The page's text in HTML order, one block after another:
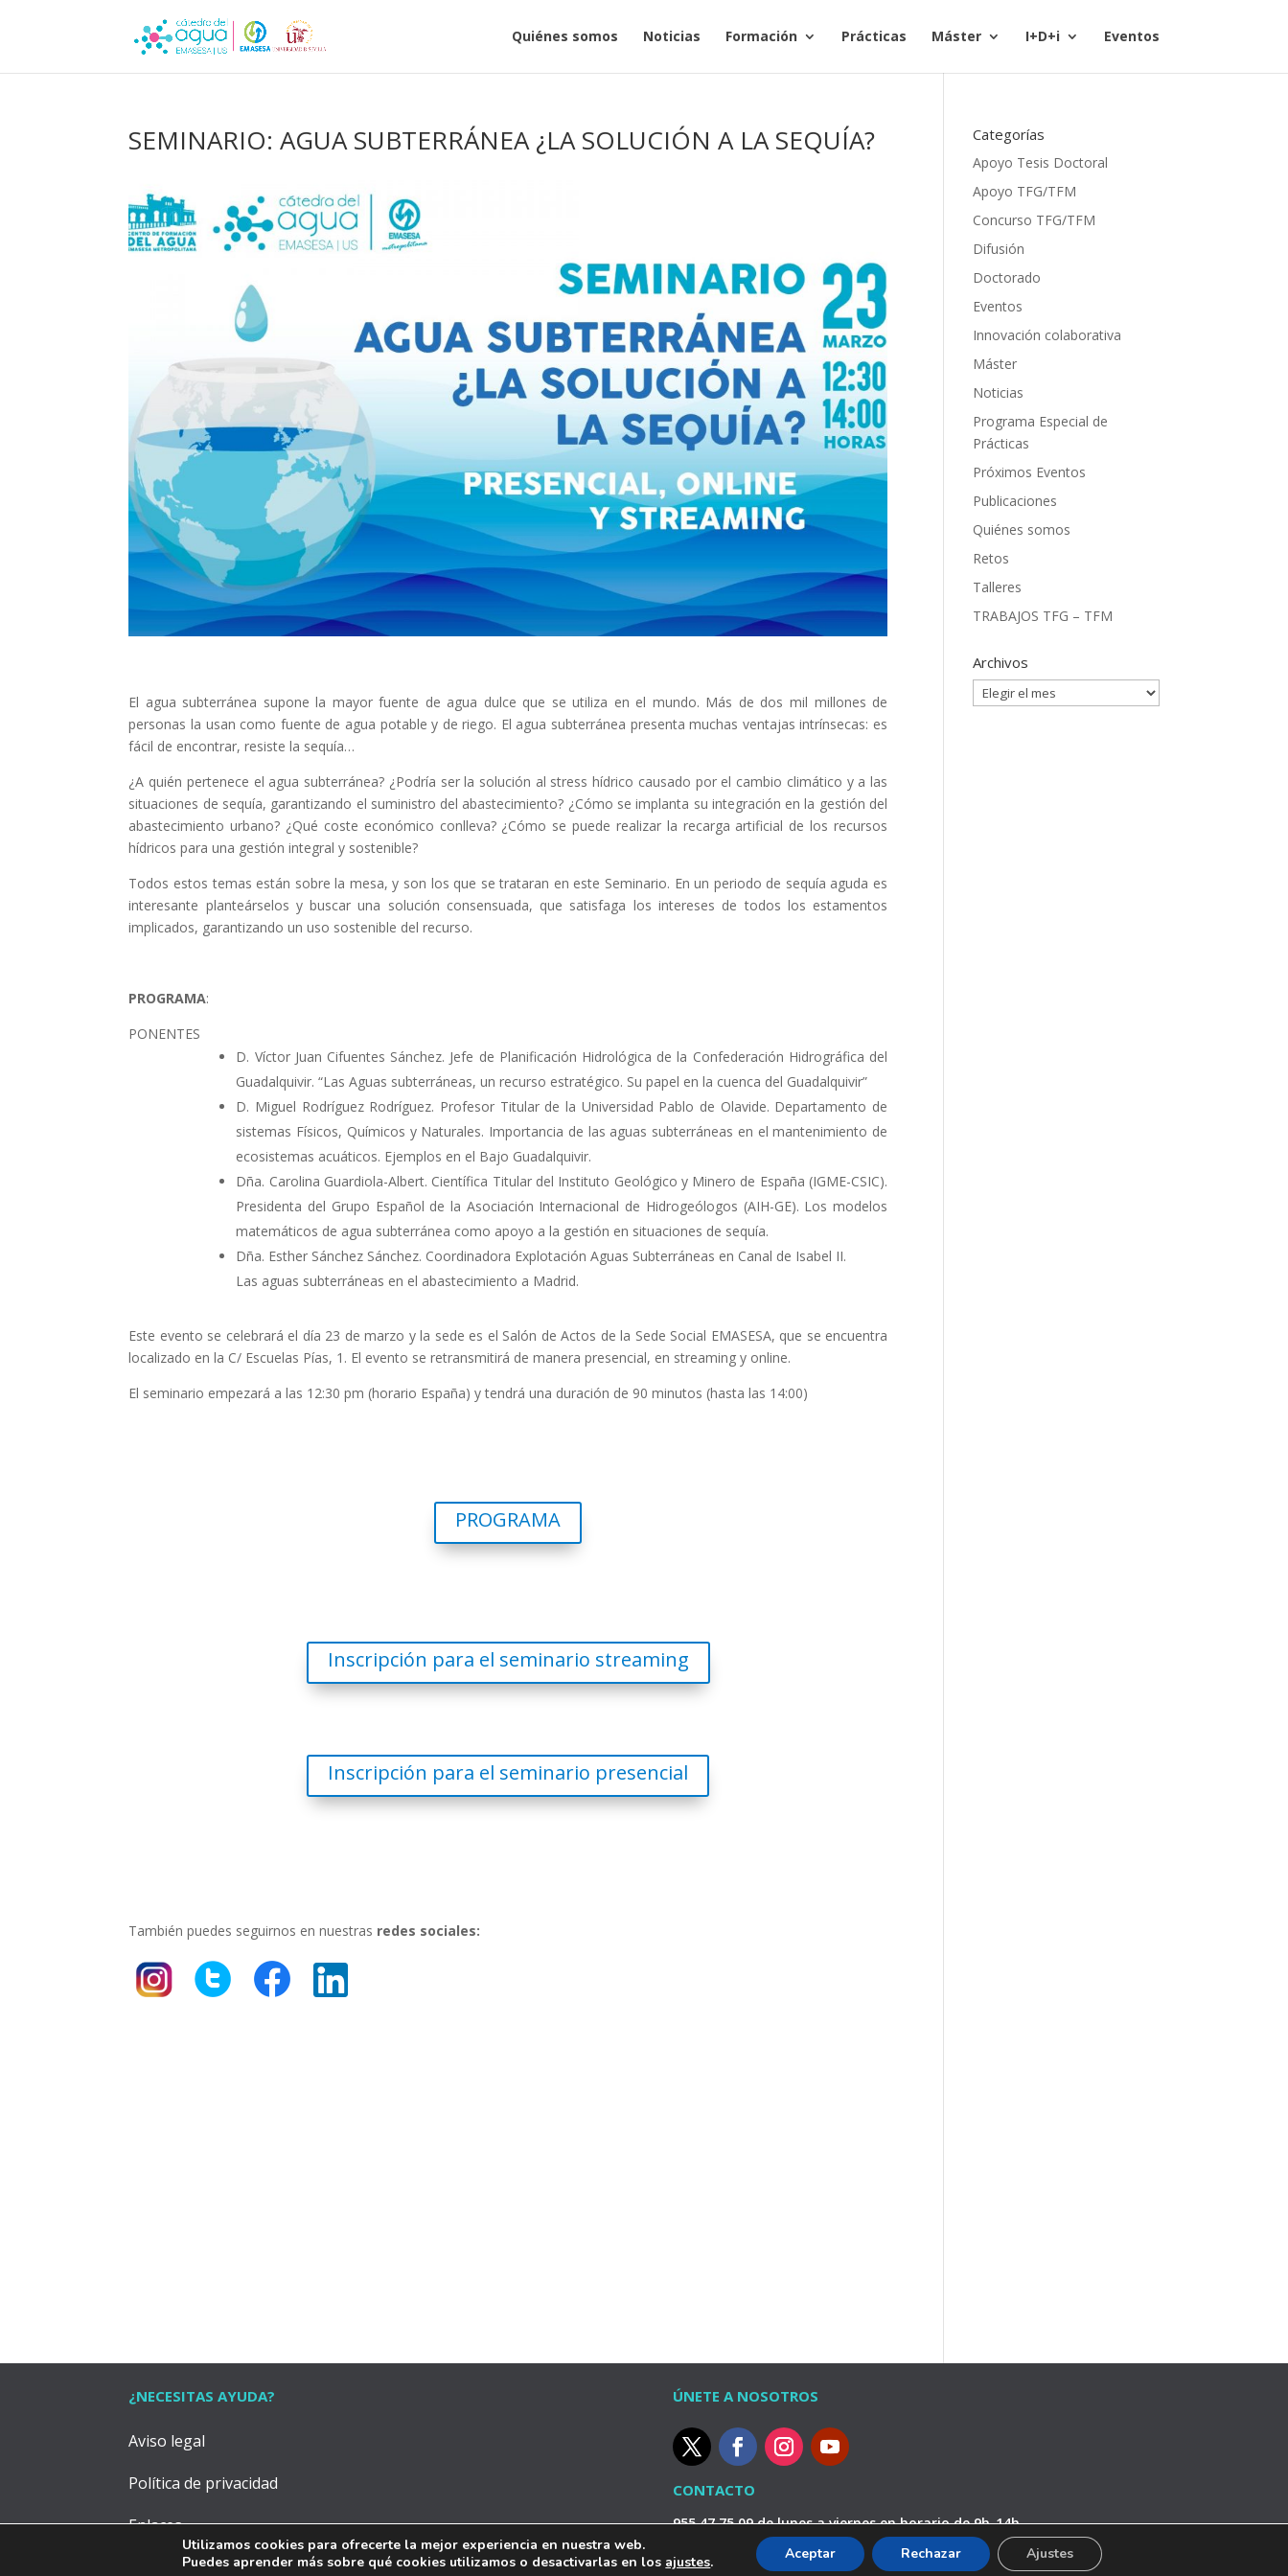
Quiénes somos Noticias Formación Prácticas Máster I+D+i Eventos
SEMINARIO: AGUA SUBTERRÁNEA ¿LA SOLUCIÓN A LA SEQUÍA?
El agua subterránea supone la mayor fuente de agua dulce que se utiliza en el mundo. Más de dos mil millones de
personas la usan como fuente de agua potable y de riego. El agua subterránea presenta muchas ventajas intrínsecas: es
fácil de encontrar, resiste la sequía…
¿A quién pertenece el agua subterránea? ¿Podría ser la solución al stress hídrico causado por el cambio climático y a las
situaciones de sequía, garantizando el suministro del abastecimiento? ¿Cómo se implanta su integración en la gestión del
abastecimiento urbano? ¿Qué coste económico conlleva? ¿Cómo se puede realizar la recarga artificial de los recursos
hídricos para una gestión integral y sostenible?
Todos estos temas están sobre la mesa, y son los que se trataran en este Seminario. En un periodo de sequía aguda es
interesante planteárselos y buscar una solución consensuada, que satisfaga los intereses de todos los estamentos
implicados, garantizando un uso sostenible del recurso.
PROGRAMA:
PONENTES
D. Víctor Juan Cifuentes Sánchez. Jefe de Planificación Hidrológica de la Confederación Hidrográfica del
Guadalquivir. “Las Aguas subterráneas, un recurso estratégico. Su papel en la cuenca del Guadalquivir”
D. Miguel Rodríguez Rodríguez. Profesor Titular de la Universidad Pablo de Olavide. Departamento de
sistemas Físicos, Químicos y Naturales. Importancia de las aguas subterráneas en el mantenimiento de
ecosistemas acuáticos. Ejemplos en el Bajo Guadalquivir.
Dña. Carolina Guardiola-Albert. Científica Titular del Instituto Geológico y Minero de España (IGME-CSIC).
Presidenta del Grupo Español de la Asociación Internacional de Hidrogeólogos (AIH-GE). Los modelos
matemáticos de agua subterránea como apoyo a la gestión en situaciones de sequía.
Dña. Esther Sánchez Sánchez. Coordinadora Explotación Aguas Subterráneas en Canal de Isabel II.
Las aguas subterráneas en el abastecimiento a Madrid.
Este evento se celebrará el día 23 de marzo y la sede es el Salón de Actos de la Sede Social EMASESA, que se encuentra
localizado en la C/ Escuelas Pías, 1. El evento se retransmitirá de manera presencial, en streaming y online.
El seminario empezará a las 12:30 pm (horario España) y tendrá una duración de 90 minutos (hasta las 14:00)
PROGRAMA
Inscripción para el seminario streaming
Inscripción para el seminario presencial
También puedes seguirnos en nuestras redes sociales:
Categorías
Apoyo Tesis Doctoral
Apoyo TFG/TFM
Concurso TFG/TFM
Difusión
Doctorado
Eventos
Innovación colaborativa
Máster
Noticias
Programa Especial de
Prácticas
Próximos Eventos
Publicaciones
Quiénes somos
Retos
Talleres
TRABAJOS TFG – TFM
Archivos
Archivos
¿NECESITAS AYUDA?
Aviso legal
Política de privacidad
Enlaces
ÚNETE A NOSOTROS
CONTACTO
955 47 75 09 de lunes a viernes en horario de 9h-14h
catedradelagua@emasesa.com
Utilizamos cookies para ofrecerte la mejor experiencia en nuestra web.
Puedes aprender más sobre qué cookies utilizamos o desactivarlas en los ajustes. Aceptar Rechazar Ajustes